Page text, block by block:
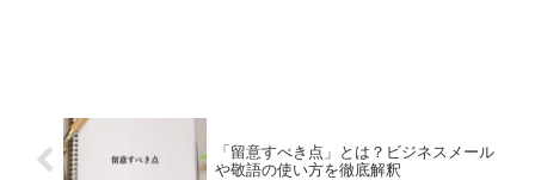
「留意すべき点」とは？ビジネスメール
や敬語の使い方を徹底解釈